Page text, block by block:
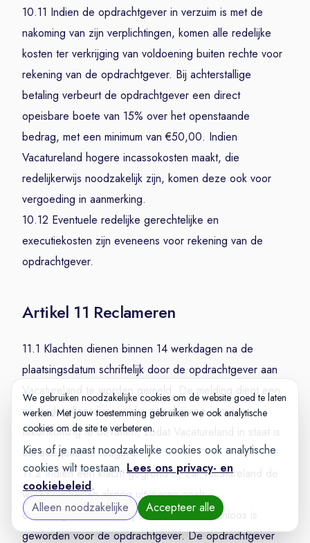
10.11 Indien de opdrachtgever in verzuim is met de
nakoming van zijn verplichtingen, komen alle redelijke
kosten ter verkrijging van voldoening buiten rechte voor
rekening van de opdrachtgever. Bij achterstallige
betaling verbeurt de opdrachtgever een direct
opeisbare boete van 15% over het openstaande
bedrag, met een minimum van €50,00. Indien
Vacatureland hogere incassokosten maakt, die
redelijkerwijs noodzakelijk zijn, komen deze ook voor
vergoeding in aanmerking.
10.12 Eventuele redelijke gerechtelijke en
executiekosten zijn eveneens voor rekening van de
opdrachtgever.
Artikel 11 Reclameren
11.1 Klachten dienen binnen 14 werkdagen na de
plaatsingsdatum schriftelijk door de opdrachtgever aan
Vacatureland te worden gemeld. De melding dient een
zo gedetailleerd mogelijke omschrijving van de
tekortkoming te bevatten, zodat Vacatureland in staat is
om adequaat te reageren.
11.2 Indien een klacht gegrond is, zal Vacatureland de
werkzaamheden alsnog uitvoeren zoals
overeengekomen, tenzij dit aantoonbaar zinloos is
geworden voor de opdrachtgever. De opdrachtgever
We gebruiken noodzakelijke cookies om de website goed te laten
werken. Met jouw toestemming gebruiken we ook analytische
cookies om de site te verbeteren.
Kies of je naast noodzakelijke cookies ook analytische
cookies wilt toestaan. Lees ons privacy- en
cookiebeleid.
Alleen noodzakelijke
Accepteer alle